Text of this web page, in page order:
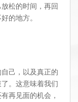
松的时间，再回
的地方。
己，以及真正的
。这意味着我们
再见面的机会，